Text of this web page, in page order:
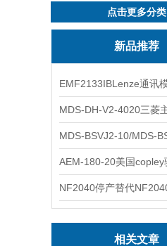
点击更多分类
新品推荐
相关文章